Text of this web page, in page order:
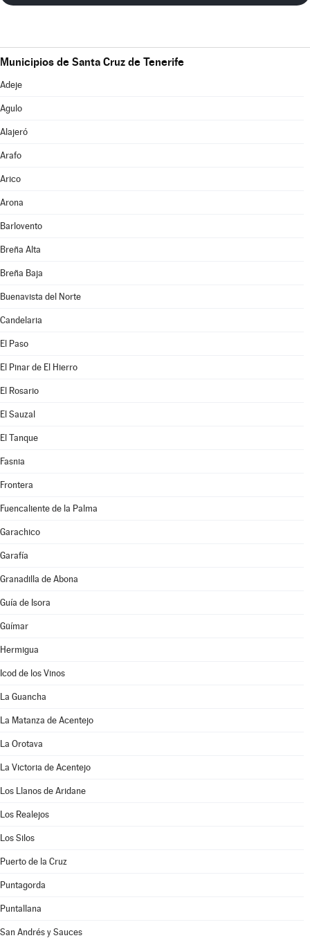
Municipios de Santa Cruz de Tenerife
Adeje
Agulo
Alajeró
Arafo
Arico
Arona
Barlovento
Breña Alta
Breña Baja
Buenavista del Norte
Candelaria
El Paso
El Pinar de El Hierro
El Rosario
El Sauzal
El Tanque
Fasnia
Frontera
Fuencaliente de la Palma
Garachico
Garafía
Granadilla de Abona
Guía de Isora
Güímar
Hermigua
Icod de los Vinos
La Guancha
La Matanza de Acentejo
La Orotava
La Victoria de Acentejo
Los Llanos de Aridane
Los Realejos
Los Silos
Puerto de la Cruz
Puntagorda
Puntallana
San Andrés y Sauces